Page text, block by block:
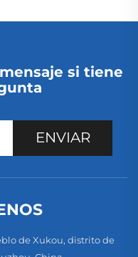
si tiene
ENVIAR
de Xukou, distrito de